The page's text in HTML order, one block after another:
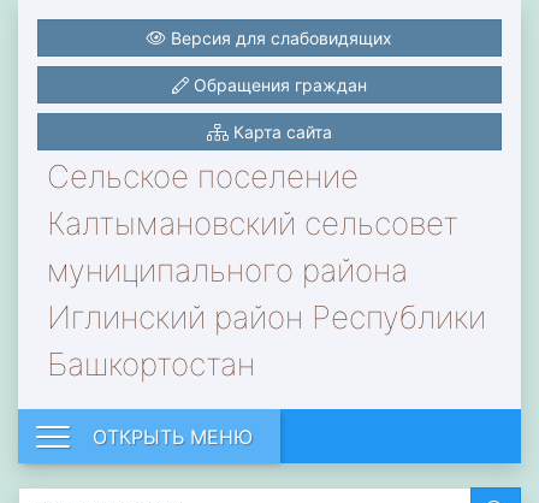
Сельское поселение
Калтымановский сельсовет
муниципального района
Иглинский район Республики
Башкортостан
Версия для слабовидящих
Обращения граждан
Карта сайта
ОТКРЫТЬ МЕНЮ